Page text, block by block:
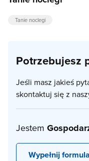
Tanie noclegi
Potrzebujesz
Jeśli masz jakieś
skontaktuj się z
Jestem
Wypełnij